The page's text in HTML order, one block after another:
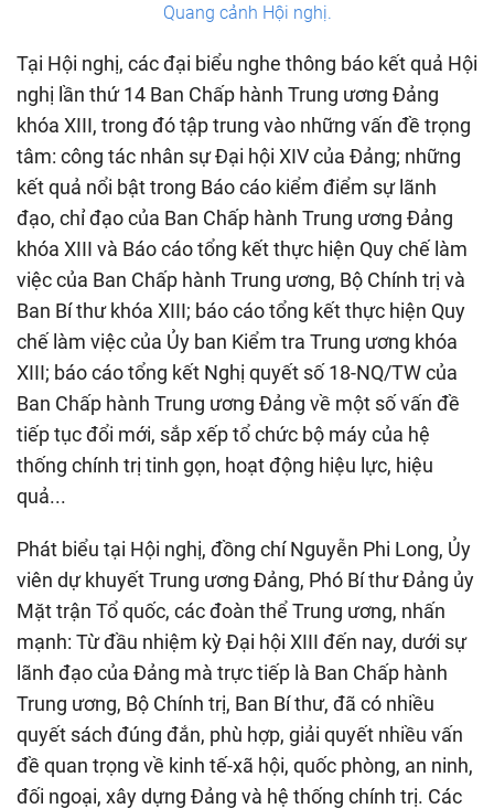
Quang cảnh Hội nghị.
Tại Hội nghị, các đại biểu nghe thông báo kết quả Hội
nghị lần thứ 14 Ban Chấp hành Trung ương Đảng
khóa XIII, trong đó tập trung vào những vấn đề trọng
tâm: công tác nhân sự Đại hội XIV của Đảng; những
kết quả nổi bật trong Báo cáo kiểm điểm sự lãnh
đạo, chỉ đạo của Ban Chấp hành Trung ương Đảng
khóa XIII và Báo cáo tổng kết thực hiện Quy chế làm
việc của Ban Chấp hành Trung ương, Bộ Chính trị và
Ban Bí thư khóa XIII; báo cáo tổng kết thực hiện Quy
chế làm việc của Ủy ban Kiểm tra Trung ương khóa
XIII; báo cáo tổng kết Nghị quyết số 18-NQ/TW của
Ban Chấp hành Trung ương Đảng về một số vấn đề
tiếp tục đổi mới, sắp xếp tổ chức bộ máy của hệ
thống chính trị tinh gọn, hoạt động hiệu lực, hiệu
quả...
Phát biểu tại Hội nghị, đồng chí Nguyễn Phi Long, Ủy
viên dự khuyết Trung ương Đảng, Phó Bí thư Đảng ủy
Mặt trận Tổ quốc, các đoàn thể Trung ương, nhấn
mạnh: Từ đầu nhiệm kỳ Đại hội XIII đến nay, dưới sự
lãnh đạo của Đảng mà trực tiếp là Ban Chấp hành
Trung ương, Bộ Chính trị, Ban Bí thư, đã có nhiều
quyết sách đúng đắn, phù hợp, giải quyết nhiều vấn
đề quan trọng về kinh tế-xã hội, quốc phòng, an ninh,
đối ngoại, xây dựng Đảng và hệ thống chính trị. Các